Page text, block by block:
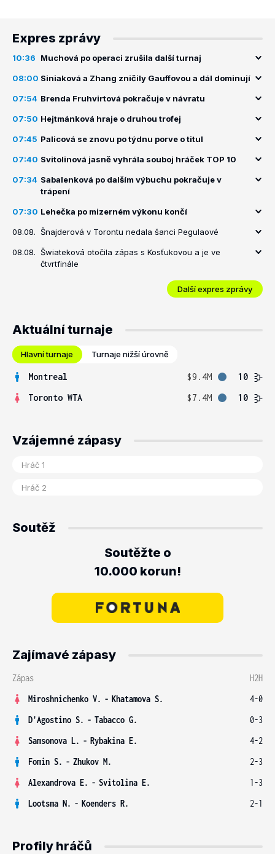
Expres zprávy
10:36 Muchová po operaci zrušila další turnaj
08:00 Siniaková a Zhang zničily Gauffovou a dál dominují
07:54 Brenda Fruhvirtová pokračuje v návratu
07:50 Hejtmánková hraje o druhou trofej
07:45 Palicová se znovu po týdnu porve o titul
07:40 Svitolinová jasně vyhrála souboj hráček TOP 10
07:34 Sabalenková po dalším výbuchu pokračuje v
trápení
07:30 Lehečka po mizerném výkonu končí
08.08. Šnajderová v Torontu nedala šanci Pegulaové
08.08. Šwiateková otočila zápas s Kosťukovou a je ve
čtvrtfinále
Další expres zprávy
Aktuální turnaje
Hlavní turnaje Turnaje nižší úrovně
Montreal $9.4M
10
Toronto WTA
$7.4M 10
Vzájemné zápasy
Soutěž
Soutěžte o
10.000 korun!
Zajímavé zápasy
Zápas
H2H
Miroshnichenko V. - Khatamova S.
4-0
D'Agostino S. - Tabacco G.
0-3
Samsonova L. - Rybakina E.
4-2
Fomin S. - Zhukov M.
2-3
Alexandrova E. - Svitolina E.
1-3
Lootsma N. - Koenders R. 2-1
Profily hráčů